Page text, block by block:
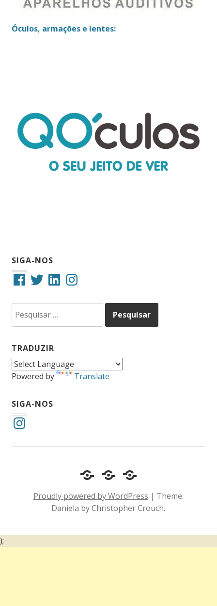
Óculos, armações e lentes:
SIGA-NOS
FacebookTwitterLinkedInInstagram
por:
TRADUZIR
Powered by Translate
SIGA-NOS
Instagram
Cotidiano
Comportamento
Inclusão
e
Acessibilidade
Diário
um
surdo
Proudly powered by WordPress | Theme:
Daniela by Christopher Crouch.
);